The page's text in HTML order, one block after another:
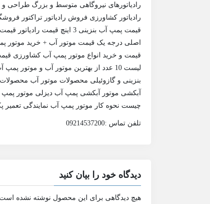
رادیاتورهای نیروگاهی متوسط و بزرگ طراحی
رادیاتور کشاورزی فروش رادیاتور تراکتور
اصلی درجه یک قیمت موتور آب + خرید موتور
قیمت و خرید انواع موتور پمپ آب کشاورزی
لیست 10 عدد از بهترین موتور آب و
بنزینی و گازوئیلی محصولات موتور آب
آبکشی موتور آبکشی پمپ آب دیزلی موتور
چیست نحوه کار موتور پمپ آب نمایندگی تعمیر
تلفن تماس :09214537200
دیدگاه خود را بیان کنید
هیچ دیدگاهی برای این محصول نوشته نشده است.